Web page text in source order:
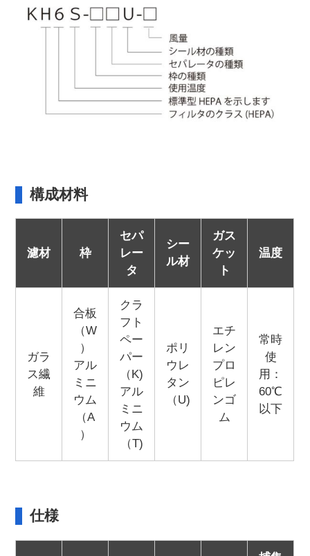
構成材料
濾材 枠
セパ
レー
タ
シー
ル材
ガス
ケッ
ト
温度
ガラ
ス繊
維
合板
（W
）
アル
ミニ
ウム
（A
）
クラ
フト
ペー
パー
（K)
アル
ミニ
ウム
（T)
ポリ
ウレ
タン
（U)
エチ
レン
プロ
ピレ
ンゴ
ム
常時
使
用：
60℃
以下
仕様